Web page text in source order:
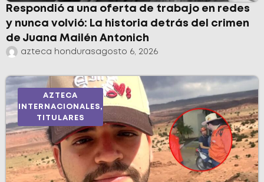
Respondió a una oferta de trabajo en redes
y nunca volvió: La historia detrás del crimen
de Juana Mailén Antonich
azteca hondurasagosto 6, 2026
AZTECA
INTERNACIONALES,
TITULARES